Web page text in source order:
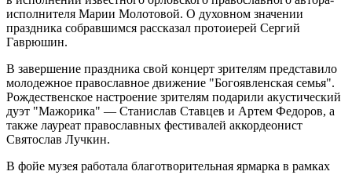
исполнителя Марии Молотовой. О духовном значении
праздника собравшимся рассказал протоиерей Сергий
Гаврюшин.
В завершение праздника свой концерт зрителям представило
молодежное православное движение "Богоявленская семья".
Рождественское настроение зрителям подарили акустический
дуэт "Мажорика" — Станислав Ставцев и Артем Федоров, а
также лауреат православных фестивалей аккордеонист
Святослав Лучкин.
В фойе музея работала благотворительная ярмарка в рамках